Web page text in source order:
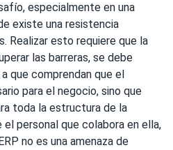
especialmente en una
existe una resistencia
Realizar esto requiere que la
las barreras, se debe
que comprendan que el
para el negocio, sino que
toda la estructura de la
el personal que colabora en ella,
no es una amenaza de